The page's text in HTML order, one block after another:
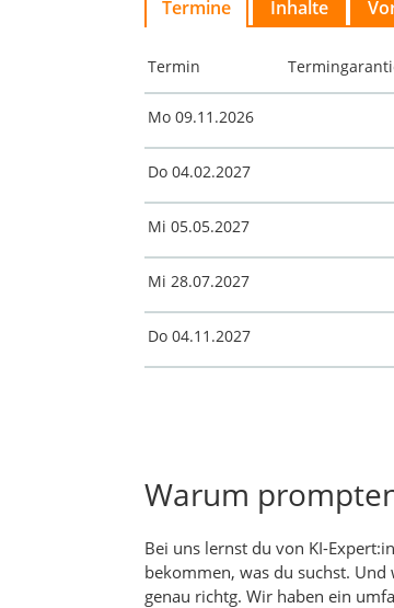
Termine Inhalte
Termin
Mo 09.11.2026
Do 04.02.2027
Mi 05.05.2027
Mi 28.07.2027
Do 04.11.2027
Warum
Bei uns lernst du von KI-
bekommen, was du suchst.
genau richtg. Wir haben ein